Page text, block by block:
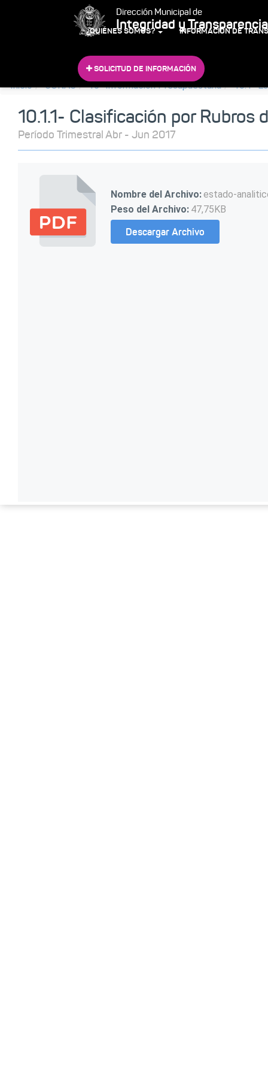
Dirección Municipal de
Integridad y Transparencia
¿QUIÉNES SOMOS? INFORMACIÓN DE
SOLICITUD DE INFORMACIÓN
Inicio CONAC 10- Información Presupuestaria 10.1-
10.1.1- Clasificación por Rubros
Período Trimestral Abr - Jun 2017
Nombre del Archivo:estado-
Peso del Archivo: 47,75KB
Descargar Archivo